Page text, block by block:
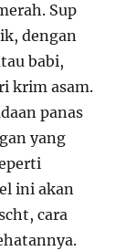
Sup
dengan
babi,
krim asam.
panas
yang
ini akan
cara